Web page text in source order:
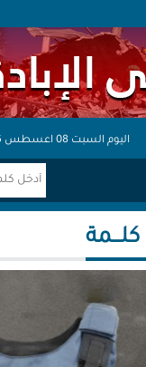
اليوم السبت 08 اعسطس 2026م
كلـــمة